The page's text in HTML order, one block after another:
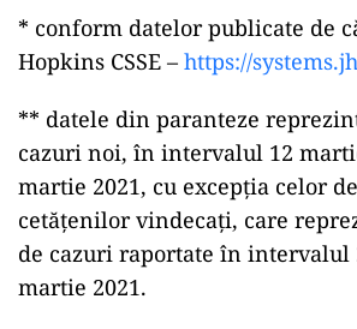
* conform datelor publicate de
Hopkins CSSE – https://
** datele din paranteze
cazuri noi, în intervalul 12
martie 2021, cu excepția celor
cetățenilor vindecați, care
de cazuri raportate în intervalul
martie 2021.